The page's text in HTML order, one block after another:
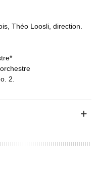
Théo Loosli, direction.
2.